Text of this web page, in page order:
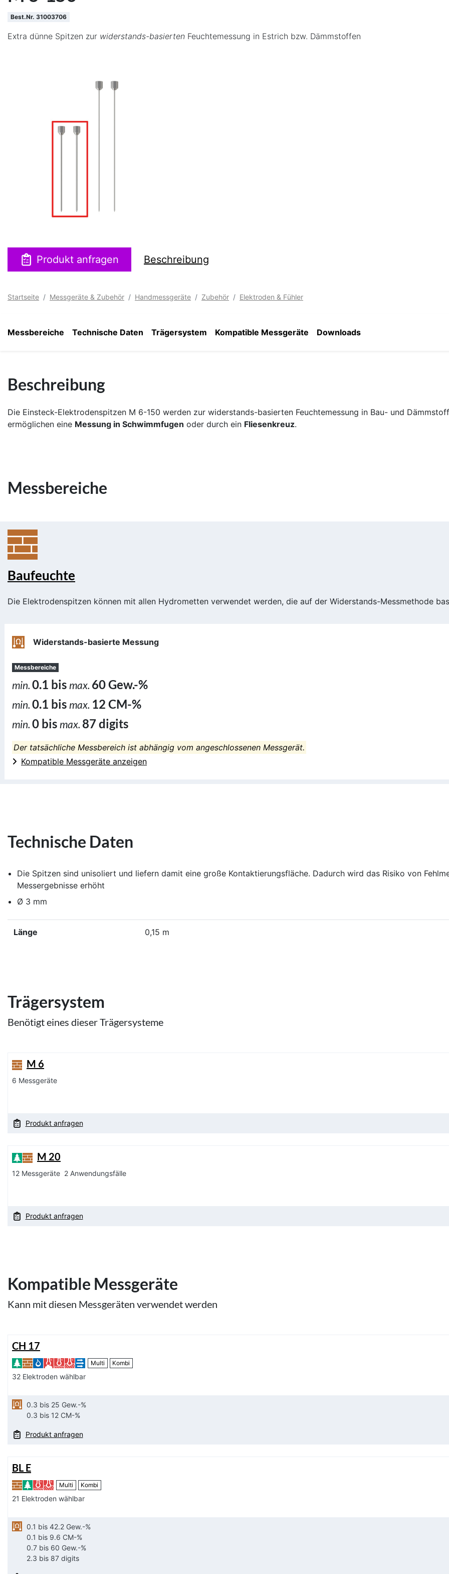
Best.Nr. 31003706
Extra dünne Spitzen zur widerstands-basierten Feuchtemessung in Estrich bzw. Dämmstoffen
Produkt anfragen Beschreibung
Startseite Messgeräte & Zubehör Handmessgeräte Zubehör Elektroden & Fühler
Messbereiche Technische Daten Trägersystem Kompatible Messgeräte Downloads
Beschreibung
Die Einsteck-Elektrodenspitzen M 6-150 werden zur widerstands-basierten Feuchtemessung in Bau- und
ermöglichen eine Messung in Schwimmfugen oder durch ein Fliesenkreuz.
Messbereiche
Baufeuchte
Die Elektrodenspitzen können mit allen Hydrometten verwendet werden, die auf der Widerstands-Messmethode
Widerstands-basierte Messung
Messbereiche
min. 0.1 bis max. 60 Gew.-%
min. 0.1 bis max. 12 CM-%
min. 0 bis max. 87 digits
Der tatsächliche Messbereich ist abhängig vom angeschlossenen Messgerät.
Kompatible Messgeräte anzeigen
Technische Daten
Die Spitzen sind unisoliert und liefern damit eine große Kontaktierungsfläche. Dadurch wird das Risiko von
Messergebnisse erhöht
Ø 3 mm
Länge 0,15 m
Trägersystem
Benötigt eines dieser Trägersysteme
M 6
6 Messgeräte
Produkt anfragen
M 20
12 Messgeräte 2 Anwendungsfälle
Produkt anfragen
Kompatible Messgeräte
Kann mit diesen Messgeräten verwendet werden
CH 17
Multi Kombi
32 Elektroden wählbar
0.3 bis 25 Gew.-%
0.3 bis 12 CM-%
Produkt anfragen
BL E
Multi Kombi
21 Elektroden wählbar
0.1 bis 42.2 Gew.-%
0.1 bis 9.6 CM-%
0.7 bis 60 Gew.-%
2.3 bis 87 digits